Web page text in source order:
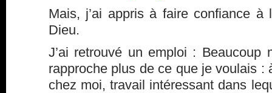
Mais, j’ai appris à faire confiance à
Dieu.
J’ai retrouvé un emploi : Beaucoup
rapproche plus de ce que je voulais :
chez moi, travail intéressant dans